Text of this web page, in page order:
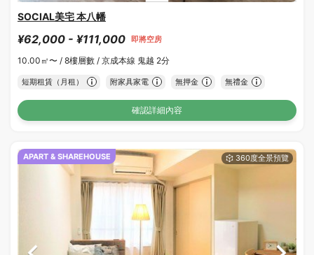
SOCIAL美宅 本八幡
¥62,000 - ¥111,000 即將空房
10.00㎡〜 / 8樓層數 / 京成本線 鬼越 2分
短期租賃（月租） 附家具家電 無押金 無禮金
確認詳細內容
APART & SHAREHOUSE